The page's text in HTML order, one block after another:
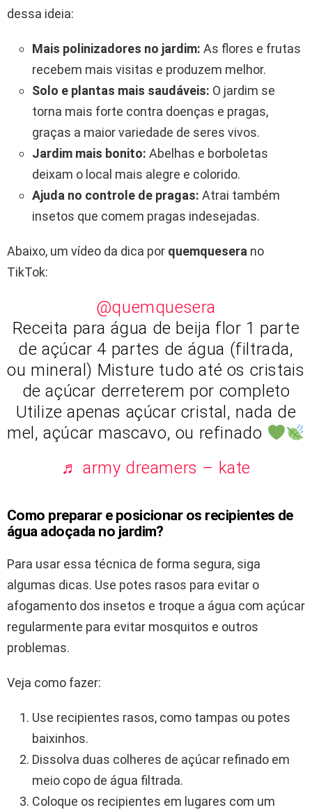
dessa ideia:
Mais polinizadores no jardim: As flores e frutas
recebem mais visitas e produzem melhor.
Solo e plantas mais saudáveis: O jardim se
torna mais forte contra doenças e pragas,
graças a maior variedade de seres vivos.
Jardim mais bonito: Abelhas e borboletas
deixam o local mais alegre e colorido.
Ajuda no controle de pragas: Atrai também
insetos que comem pragas indesejadas.
Abaixo, um vídeo da dica por quemquesera no
TikTok:
@quemquesera
Receita para água de beija flor 1 parte
de açúcar 4 partes de água (filtrada,
ou mineral) Misture tudo até os cristais
de açúcar derreterem por completo
Utilize apenas açúcar cristal, nada de
mel, açúcar mascavo, ou refinado
♬ army dreamers – kate
Como preparar e posicionar os recipientes de
água adoçada no jardim?
Para usar essa técnica de forma segura, siga
algumas dicas. Use potes rasos para evitar o
afogamento dos insetos e troque a água com açúcar
regularmente para evitar mosquitos e outros
problemas.
Veja como fazer:
Use recipientes rasos, como tampas ou potes
baixinhos.
Dissolva duas colheres de açúcar refinado em
meio copo de água filtrada.
Coloque os recipientes em lugares com um